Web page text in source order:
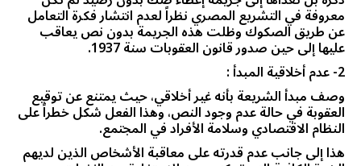
معروفة في التشريع المصري نظراً لعدم انتشار فكرة التعامل
عن طريق الصكوك وظلت هذه الجريمة بدون نص يعاقب
عليها إلى حين صدور قانون العقوبات سنة 1937.
2- عدم أخلاقية المبدأ :
وصف مبدأ الشريعة بأنه غير أخلاقي، حيث يمتنع عن توقيع
العقوبة في حالة عدم وجود النص، وهذا الفعل شكل خطراً على
النظام الاقتصادي وسلامة الأفراد في المجتمع.
هذا إلى جانب عدم قدرته على معاقبة الأشخاص الذين لديهم